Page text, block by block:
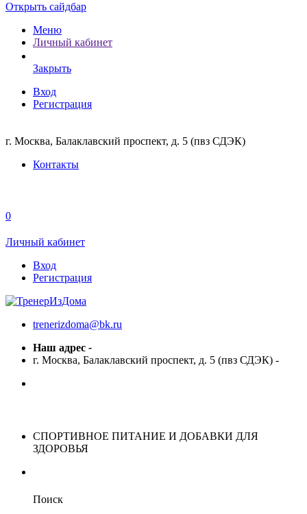
Открыть сайдбар
Меню
Личный кабинет
Закрыть
Вход
Регистрация
г. Москва, Балаклавский проспект, д. 5 (пвз СДЭК)
Контакты
0
Личный кабинет
Вход
Регистрация
trenerizdoma@bk.ru
Наш адрес -
г. Москва, Балаклавский проспект, д. 5 (пвз СДЭК) -
СПОРТИВНОЕ ПИТАНИЕ И ДОБАВКИ ДЛЯ
ЗДОРОВЬЯ
Поиск